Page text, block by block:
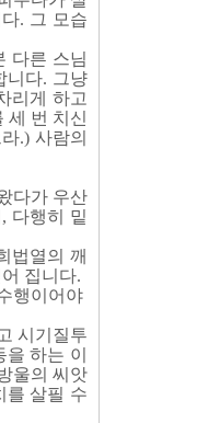
. 그 모습
다른 스님
니다. 그냥
리게 하고
번 치신
.) 사람의
다가 우산
다행히 밑
법열의 깨
집니다.
행이어야
시기질투
하는 이
울의 씨앗
를 살필 수